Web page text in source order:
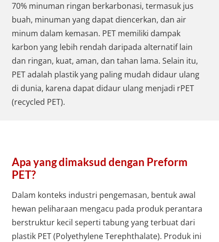
70% minuman ringan berkarbonasi, termasuk jus
buah, minuman yang dapat diencerkan, dan air
minum dalam kemasan. PET memiliki dampak
karbon yang lebih rendah daripada alternatif lain
dan ringan, kuat, aman, dan tahan lama. Selain itu,
PET adalah plastik yang paling mudah didaur ulang
di dunia, karena dapat didaur ulang menjadi rPET
(recycled PET).
Apa yang dimaksud dengan Preform
PET?
Dalam konteks industri pengemasan, bentuk awal
hewan peliharaan mengacu pada produk perantara
berstruktur kecil seperti tabung yang terbuat dari
plastik PET (Polyethylene Terephthalate). Produk ini